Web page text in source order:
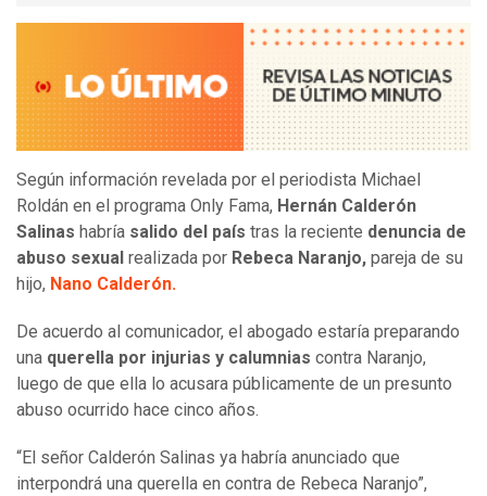
Según información revelada por el periodista Michael
Roldán en el programa Only Fama, Hernán Calderón
Salinas habría salido del país tras la reciente denuncia de
abuso sexual realizada por Rebeca Naranjo, pareja de su
hijo, Nano Calderón.
De acuerdo al comunicador, el abogado estaría preparando
una querella por injurias y calumnias contra Naranjo,
luego de que ella lo acusara públicamente de un presunto
abuso ocurrido hace cinco años.
“El señor Calderón Salinas ya habría anunciado que
interpondrá una querella en contra de Rebeca Naranjo”,